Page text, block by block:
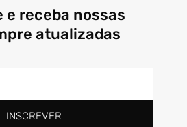
receba nossas
atualizadas
INSCREVER